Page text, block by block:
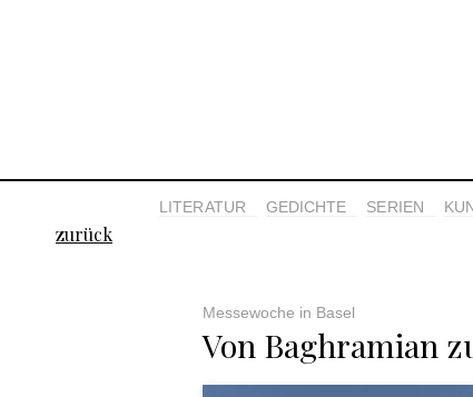
LITERATUR GEDICHTE SERIEN
zurück
Messewoche in Basel
Von Baghramian